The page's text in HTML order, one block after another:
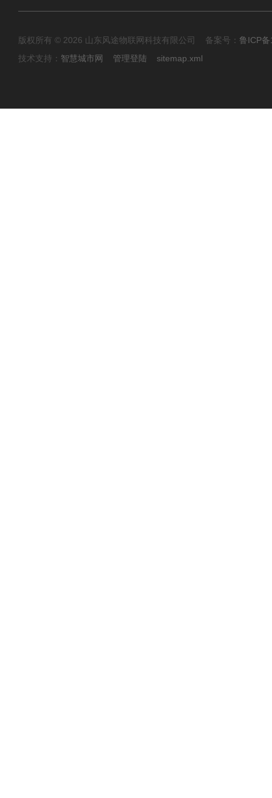
版权所有 © 2026 山东风途物联网科技有限公司 备案号： 鲁ICP
技术支持： 智慧城市网 管理登陆 sitemap.xml